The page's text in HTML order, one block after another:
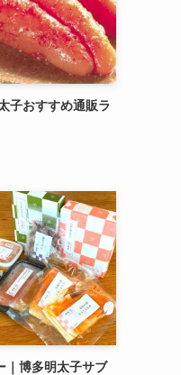
子おすすめ通販ラ
｜博多明太子サブ